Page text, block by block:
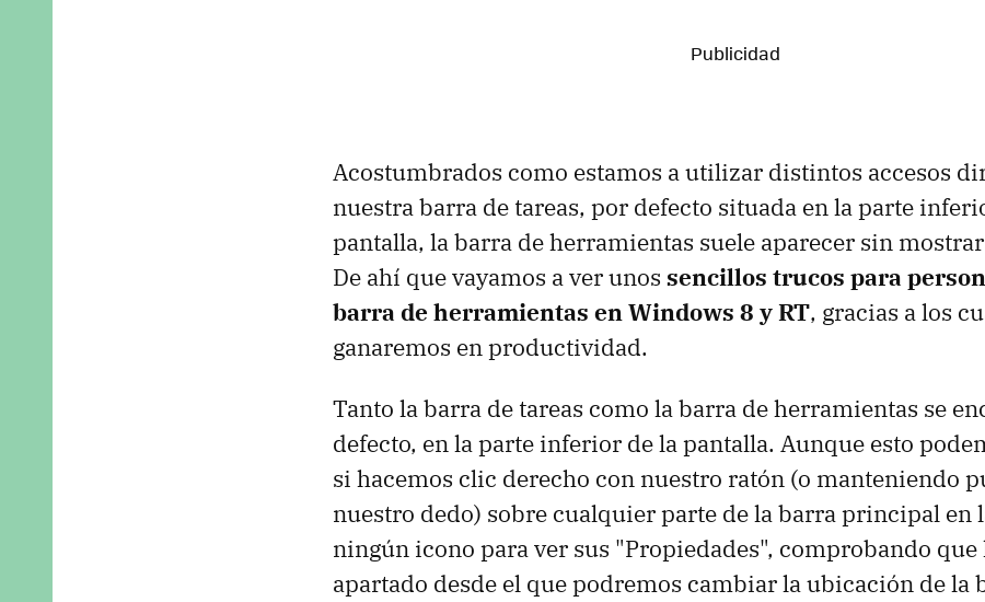
Acostumbrados como estamos a utilizar distintos accesos
nuestra barra de tareas, por defecto situada en la parte
pantalla, la barra de herramientas suele aparecer sin
De ahí que vayamos a ver unos sencillos trucos para
barra de herramientas en Windows 8 y RT, gracias a los
ganaremos en productividad.
Tanto la barra de tareas como la barra de herramientas se
defecto, en la parte inferior de la pantalla. Aunque esto
si hacemos clic derecho con nuestro ratón (o manteniendo
nuestro dedo) sobre cualquier parte de la barra principal en
ningún icono para ver sus "Propiedades", comprobando que
apartado desde el que podremos cambiar la ubicación de la